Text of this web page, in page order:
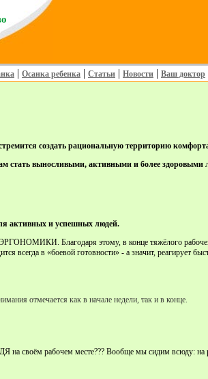
| Осанка ребенка | Статьи | Новости | Ваш доктор
создать рациональную территорию
выносливыми, активными и более здоровыми
активных и успешных людей.
Благодаря этому, в конце тяжёлого рабочего
всегда в «боевой готовности» - а значит,
отмечается как в начале недели, так и в конце.
своём рабочем месте??? Вообще мы сидим всюду: на